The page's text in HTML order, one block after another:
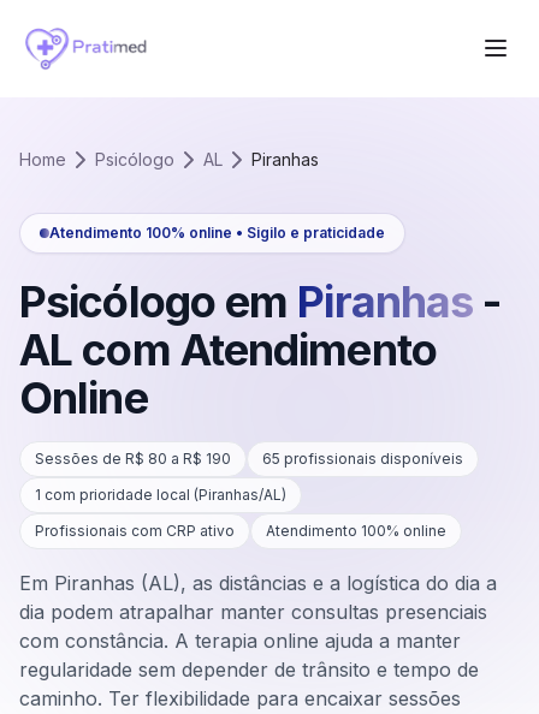
Home Psicólogo AL Piranhas
Atendimento 100% online • Sigilo e praticidade
Psicólogo em Piranhas -
AL com Atendimento
Online
Sessões de R$ 80 a R$ 190 65 profissionais disponíveis
1 com prioridade local (Piranhas/AL)
Profissionais com CRP ativo
Atendimento 100% online
Em Piranhas (AL), as distâncias e a logística do dia a
dia podem atrapalhar manter consultas presenciais
com constância. A terapia online ajuda a manter
regularidade sem depender de trânsito e tempo de
caminho. Ter flexibilidade para encaixar sessões